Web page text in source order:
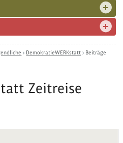
› DemokratieWERKstatt › Beiträge
Zeitreise